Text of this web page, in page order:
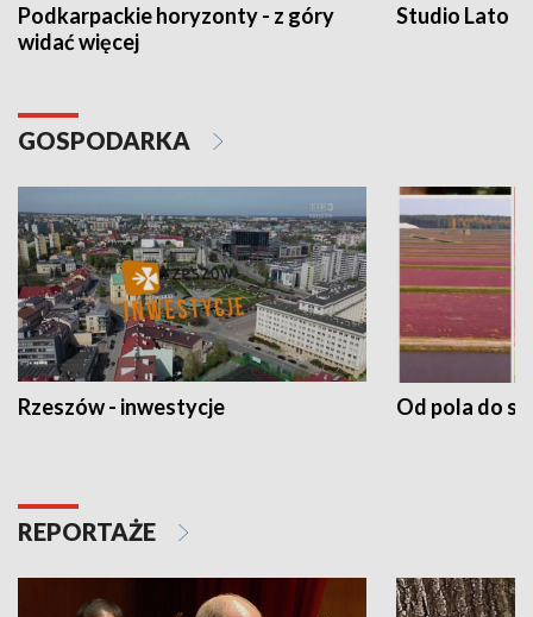
Podkarpackie horyzonty - z góry
widać więcej
Studio Lato
GOSPODARKA
Rzeszów - inwestycje Od pola do
REPORTAŻE